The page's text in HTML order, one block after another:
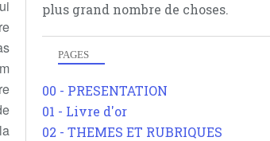
plus grand nombre de choses.
PAGES
00 - PRESENTATION
01 - Livre d'or
02 - THEMES ET RUBRIQUES